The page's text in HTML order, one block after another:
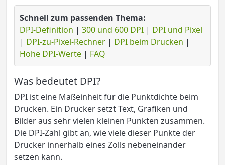
Schnell zum passenden Thema:
DPI-Definition | 300 und 600 DPI | DPI und Pixel
| DPI-zu-Pixel-Rechner | DPI beim Drucken |
Hohe DPI-Werte | FAQ
Was bedeutet DPI?
DPI ist eine Maßeinheit für die Punktdichte beim
Drucken. Ein Drucker setzt Text, Grafiken und
Bilder aus sehr vielen kleinen Punkten zusammen.
Die DPI-Zahl gibt an, wie viele dieser Punkte der
Drucker innerhalb eines Zolls nebeneinander
setzen kann.